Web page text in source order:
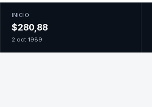
INICIO
$280,88
2 oct 1989